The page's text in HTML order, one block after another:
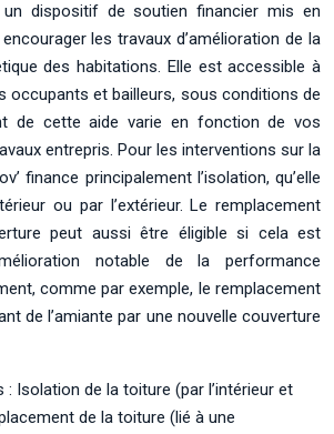
un dispositif de soutien financier mis en
les travaux d’amélioration de la
des habitations. Elle est accessible à
occupants et bailleurs, sous conditions de
de cette aide varie en fonction de vos
entrepris. Pour les interventions sur la
finance principalement l’isolation, qu’elle
ou par l’extérieur. Le remplacement
peut aussi être éligible si cela est
notable de la performance
comme par exemple, le remplacement
de l’amiante par une nouvelle couverture
: Isolation de la toiture (par l’intérieur et
de la toiture (lié à une